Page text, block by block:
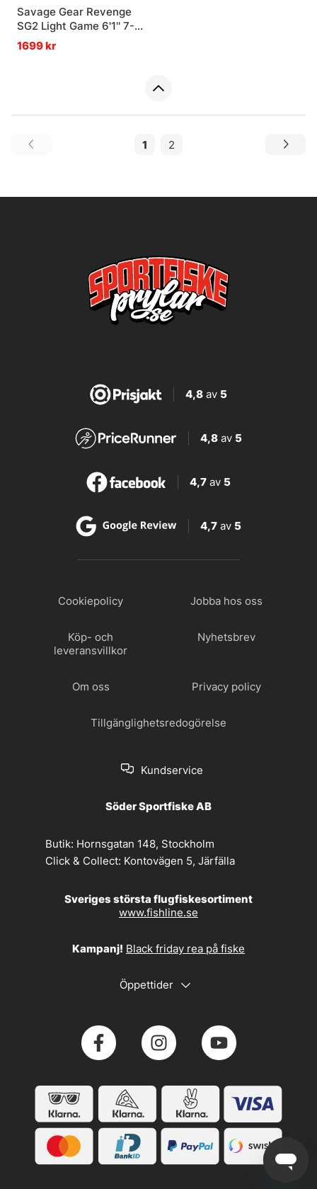
Savage Gear Revenge
SG2 Light Game 6'1'' 7-
22g Casting Combo
1699 kr
1 2
4,8av 5
4,8 av 5
4,7 av 5
4,7 av 5
Cookiepolicy Jobba hos oss
Köp- och
leveransvillkor
Nyhetsbrev
Om oss Privacy policy
Tillgänglighetsredogörelse
Kundservice
Söder Sportfiske AB
Butik: Hornsgatan 148, Stockholm
Click & Collect: Kontovägen 5, Järfälla
Sveriges största flugfiskesortiment
www.fishline.se
Kampanj! Black friday rea på fiske
Öppettider